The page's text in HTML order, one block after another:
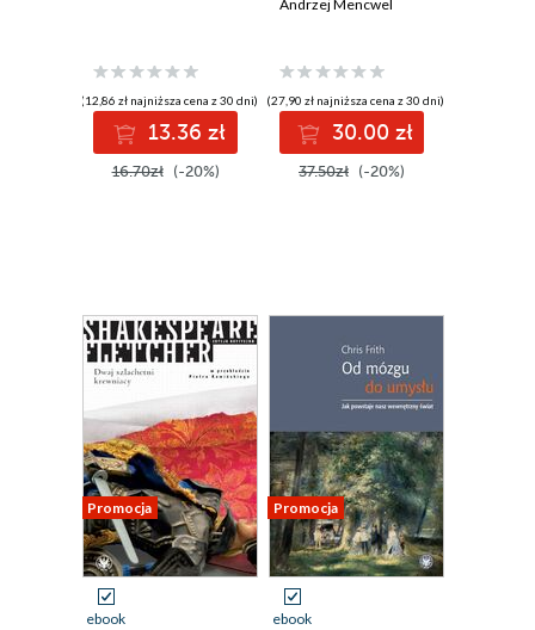
(12,86 zł najniższa cena z 30 dni)
13.36 zł
16.70zł (-20%)
Andrzej Mencwel
(27,90 zł najniższa cena z 30 dni)
30.00 zł
37.50zł (-20%)
Promocja
ebook
Promocja
ebook